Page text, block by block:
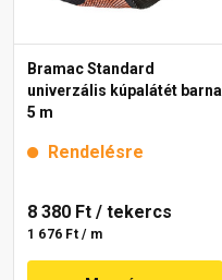
Bramac Standard
univerzális kúpalátét barna
5 m
Rendelésre
8 380 Ft / tekercs
1 676 Ft / m